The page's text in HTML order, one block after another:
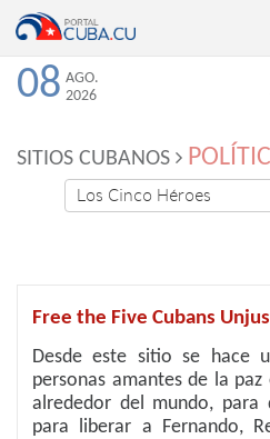
08 AGO.
2026
SITIOS CUBANOS
Los Cinco Héroes
Free the Five Cubans
Desde este sitio se hace
personas amantes de la
alrededor del mundo,
para liberar a Fernando,